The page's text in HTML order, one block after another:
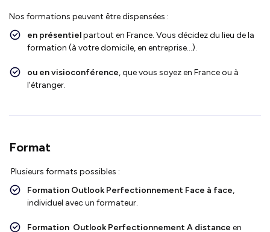
Nos formations peuvent être dispensées :
en présentielpartout en France. Vous décidez du lieu de la
formation (à votre domicile, en entreprise…).
ou en visioconférence, que vous soyez en France ou à
l’étranger.
Format
Plusieurs formats possibles :
Formation Outlook Perfectionnement Face à face,
individuel avec un formateur.
Formation Outlook Perfectionnement A distance en